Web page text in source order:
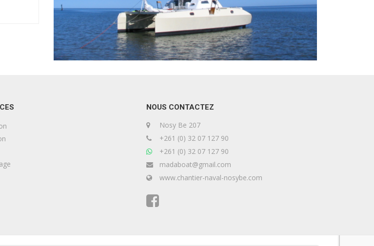
NOUS CONTACTEZ
Nosy Be 207
+261 (0) 32 07 127 90
+261 (0) 32 07 127 90
madaboat@gmail.com
www.chantier-naval-nosybe.com